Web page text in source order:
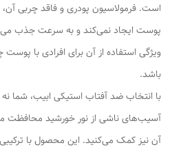
است. فرمولاسیون پودری و فاقد چربی
پوست ایجاد نمی‌کند و به سرعت جذب
ویژگی استفاده از آن برای افرادی با
باشد.
با انتخاب ضد آفتاب استیکی ابیب، شما نه
آسیب‌های ناشی از نور خورشید محافظت
آن نیز کمک می‌کنید. این محصول با